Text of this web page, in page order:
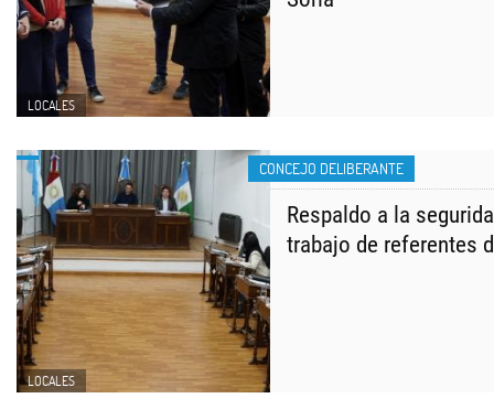
LOCALES
CONCEJO DELIBERANTE
LOCALES
Respaldo a la
trabajo de referentes